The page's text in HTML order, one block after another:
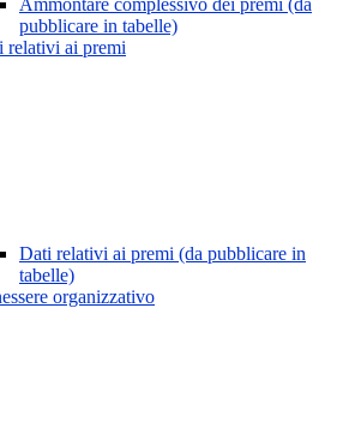
Ammontare complessivo dei premi (da
pubblicare in tabelle)
relativi ai premi
Dati relativi ai premi (da pubblicare in
tabelle)
organizzativo